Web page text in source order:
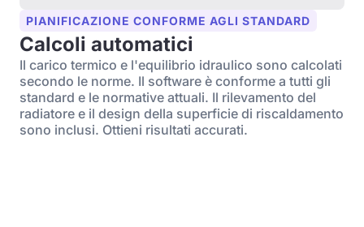
PIANIFICAZIONE CONFORME AGLI STANDARD
Calcoli automatici
Il carico termico e l'equilibrio idraulico sono calcolati
secondo le norme. Il software è conforme a tutti gli
standard e le normative attuali. Il rilevamento del
radiatore e il design della superficie di riscaldamento
sono inclusi. Ottieni risultati accurati.